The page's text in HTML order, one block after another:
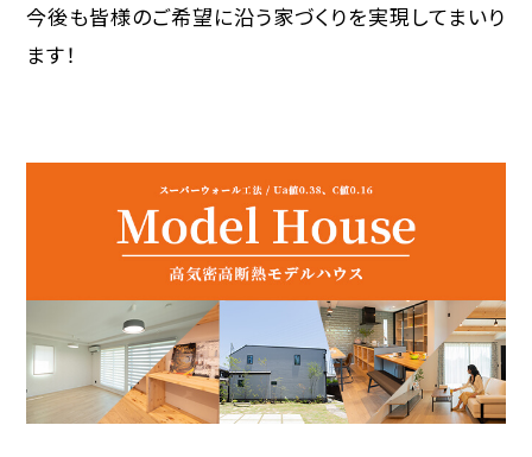
今後も皆様のご希望に沿う家づくりを実現してまいり
ます！